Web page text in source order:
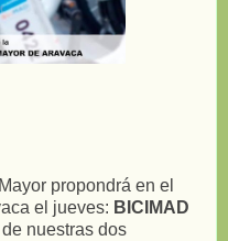
propondrá en el
el jueves: BICIMAD
nuestras dos